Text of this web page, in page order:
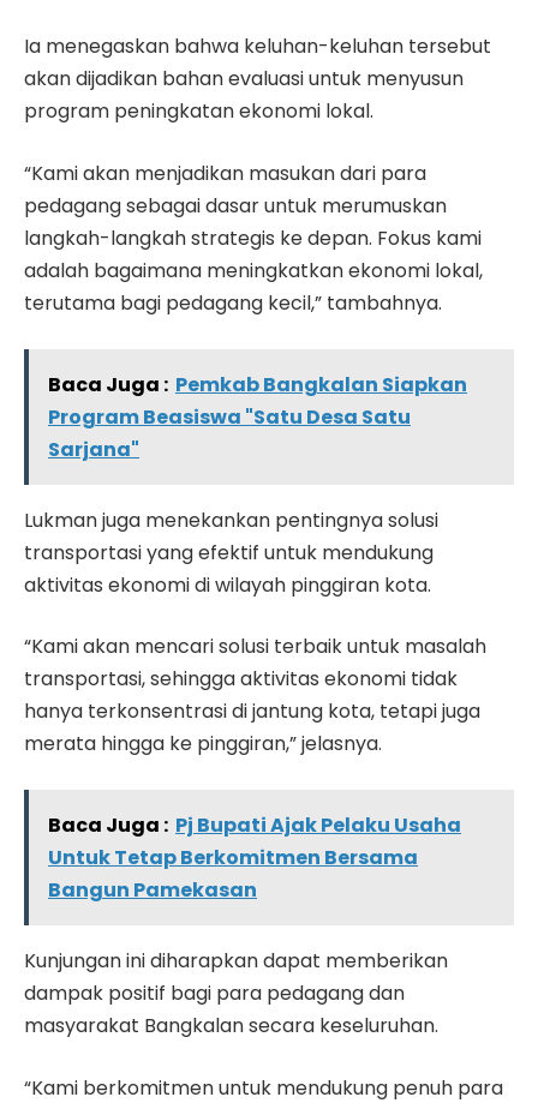
Ia menegaskan bahwa keluhan-keluhan tersebut
akan dijadikan bahan evaluasi untuk menyusun
program peningkatan ekonomi lokal.
“Kami akan menjadikan masukan dari para
pedagang sebagai dasar untuk merumuskan
langkah-langkah strategis ke depan. Fokus kami
adalah bagaimana meningkatkan ekonomi lokal,
terutama bagi pedagang kecil,” tambahnya.
Baca Juga : Pemkab Bangkalan Siapkan
Program Beasiswa "Satu Desa Satu
Sarjana"
Lukman juga menekankan pentingnya solusi
transportasi yang efektif untuk mendukung
aktivitas ekonomi di wilayah pinggiran kota.
“Kami akan mencari solusi terbaik untuk masalah
transportasi, sehingga aktivitas ekonomi tidak
hanya terkonsentrasi di jantung kota, tetapi juga
merata hingga ke pinggiran,” jelasnya.
Baca Juga : Pj Bupati Ajak Pelaku Usaha
Untuk Tetap Berkomitmen Bersama
Bangun Pamekasan
Kunjungan ini diharapkan dapat memberikan
dampak positif bagi para pedagang dan
masyarakat Bangkalan secara keseluruhan.
“Kami berkomitmen untuk mendukung penuh para